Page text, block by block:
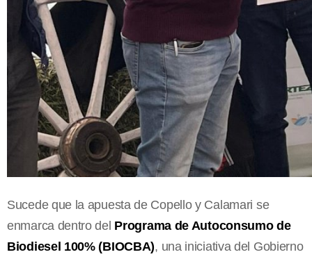
Sucede que la apuesta de Copello y Calamari se
enmarca dentro del Programa de Autoconsumo de
Biodiesel 100% (BIOCBA), una iniciativa del Gobierno